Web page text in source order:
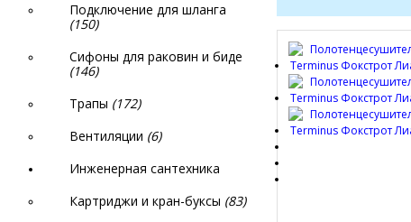
Подключение для шланга
(150)
Сифоны для раковин и биде
(146)
Трапы (172)
Вентиляции (6)
Инженерная сантехника
Картриджи и кран-буксы (83)